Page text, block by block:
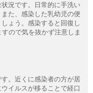
況です。日常的に手洗い
た、感染した乳幼児の便
ょう。感染すると回復し
ので気を抜かず注意しま
。近くに感染者の方が居
イルスが移ることで経口